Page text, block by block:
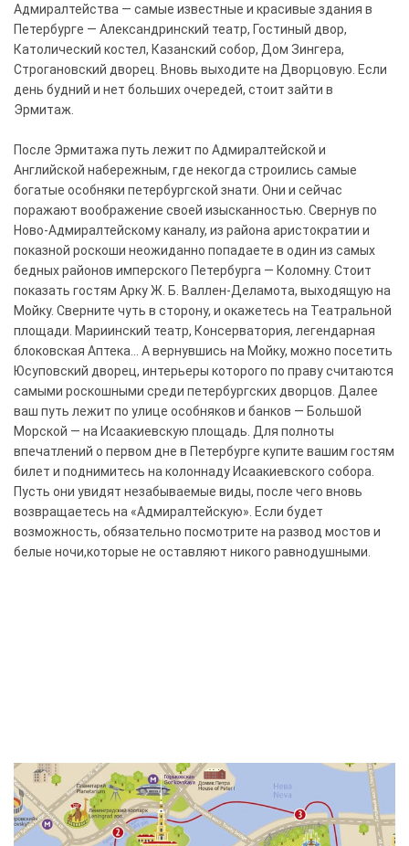
Адмиралтейства — самые известные и красивые здания в
Петербурге — Александринский театр, Гостиный двор,
Католический костел, Казанский собор, Дом Зингера,
Строгановский дворец. Вновь выходите на Дворцовую. Если
день будний и нет больших очередей, стоит зайти в
Эрмитаж.
После Эрмитажа путь лежит по Адмиралтейской и
Английской набережным, где некогда строились самые
богатые особняки петербургской знати. Они и сейчас
поражают воображение своей изысканностью. Свернув по
Ново-Адмиралтейскому каналу, из района аристократии и
показной роскоши неожиданно попадаете в один из самых
бедных районов имперского Петербурга — Коломну. Стоит
показать гостям Арку Ж. Б. Валлен-Деламота, выходящую на
Мойку. Сверните чуть в сторону, и окажетесь на Театральной
площади. Мариинский театр, Консерватория, легендарная
блоковская Аптека... А вернувшись на Мойку, можно посетить
Юсуповский дворец, интерьеры которого по праву считаются
самыми роскошными среди петербургских дворцов. Далее
ваш путь лежит по улице особняков и банков — Большой
Морской — на Исаакиевскую площадь. Для полноты
впечатлений о первом дне в Петербурге купите вашим гостям
билет и поднимитесь на колоннаду Исаакиевского собора.
Пусть они увидят незабываемые виды, после чего вновь
возвращаетесь на «Адмиралтейскую». Если будет
возможность, обязательно посмотрите на развод мостов и
белые ночи,которые не оставляют никого равнодушными.